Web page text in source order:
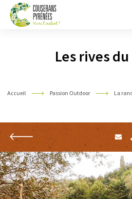
Les rives
Accueil Passion Outdoor La
Retour